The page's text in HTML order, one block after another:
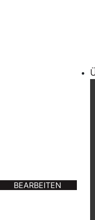
BEARBEITEN